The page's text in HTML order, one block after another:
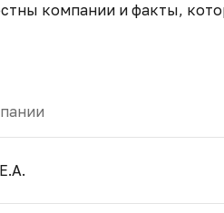
компании и факты,